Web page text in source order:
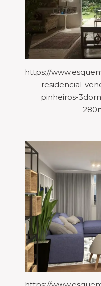
https://
residencial-
pinheiros-